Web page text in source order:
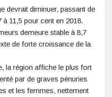
devrait diminuer, passant de
à 11,5 pour cent en 2018.
demeure stable à 8,7
de forte croissance de la
la région affiche le plus fort
par de graves pénuries
et les femmes, nettement